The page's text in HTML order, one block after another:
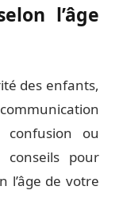
l’âge
des enfants,
ou
conseils pour
l’âge de votre